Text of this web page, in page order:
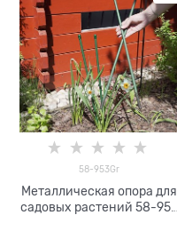
58-953Gr
Металлическая опора для
садовых растений 58-953